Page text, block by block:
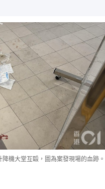
機大堂互毆，圖為案發現場的血跡。